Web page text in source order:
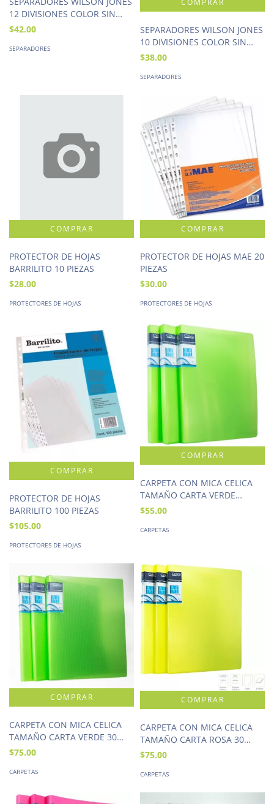
12 DIVISIONES COLOR SIN
NUMERACION
$42.00
SEPARADORES
SEPARADORES WILSON JONES
10 DIVISIONES COLOR SIN
NUMERACION
$38.00
SEPARADORES
PROTECTOR DE HOJAS
BARRILITO 10 PIEZAS
$28.00
PROTECTORES DE HOJAS
PROTECTOR DE HOJAS MAE 20
PIEZAS
$30.00
PROTECTORES DE HOJAS
PROTECTOR DE HOJAS
BARRILITO 100 PIEZAS
$105.00
PROTECTORES DE HOJAS
CARPETA CON MICA CELICA
TAMAÑO CARTA VERDE
LIMON 20 HOJAS
$55.00
CARPETAS
CARPETA CON MICA CELICA
TAMAÑO CARTA VERDE 30
HOJAS
$75.00
CARPETAS
CARPETA CON MICA CELICA
TAMAÑO CARTA ROSA 30
HOJAS
$75.00
CARPETAS